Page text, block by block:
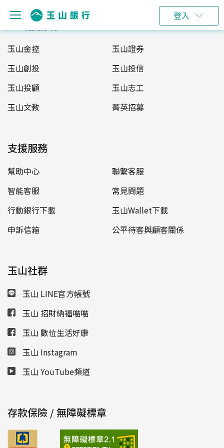
登入
玉山服務網
玉山金控
玉山證券
玉山創投
玉山投信
玉山投顧
玉山志工
玉山文教
菁英招募
支援服務
幫助中心
聯繫客服
智能客服
常見問題
行動銀行下載
玉山Wallet下載
申訴信箱
公平待客與顧客關係
玉山社群
玉山 LINE官方帳號
玉山 招財納福喵喵
玉山 數位生活好康
玉山 Instagram
玉山 YouTube頻道
存款保險 / 無障礙標章